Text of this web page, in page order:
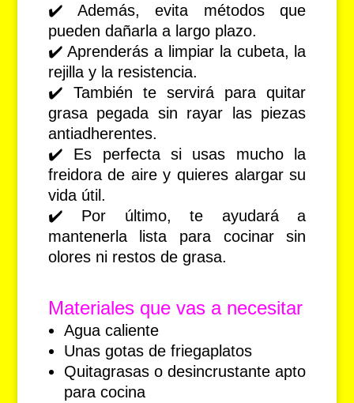
✔️ Además, evita métodos que
pueden dañarla a largo plazo.
✔️ Aprenderás a limpiar la cubeta, la
rejilla y la resistencia.
✔️ También te servirá para quitar
grasa pegada sin rayar las piezas
antiadherentes.
✔️ Es perfecta si usas mucho la
freidora de aire y quieres alargar su
vida útil.
✔️ Por último, te ayudará a
mantenerla lista para cocinar sin
olores ni restos de grasa.
Materiales que vas a necesitar
Agua caliente
Unas gotas de friegaplatos
Quitagrasas o desincrustante apto
para cocina